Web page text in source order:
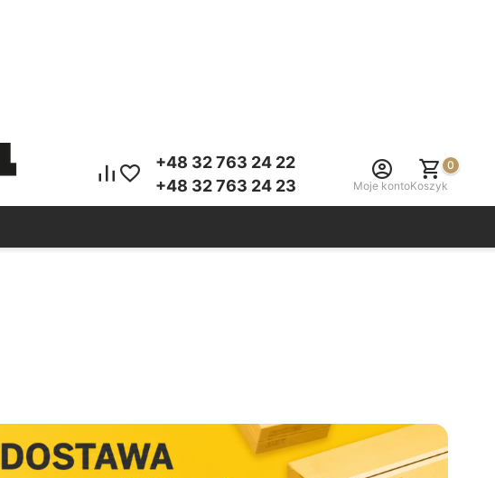
+48 32 763 24 22
+48 32 763 24 23
Moje konto
0
Koszyk